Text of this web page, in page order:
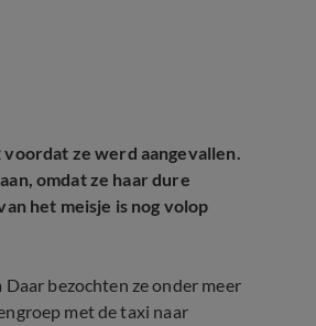
ze werd aangevallen.
omdat ze haar dure
het meisje is nog volop
bezochten ze onder meer
met de taxi naar